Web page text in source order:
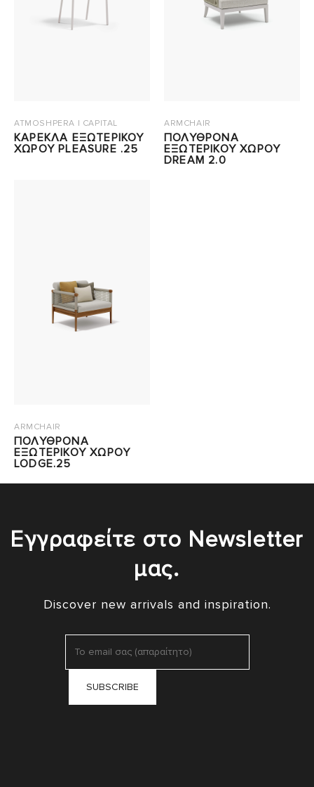
ATMOSHPERA | CAPITAL
ΚΑΡΕΚΛΑ ΕΞΩΤΕΡΙΚΟΥ
ΧΩΡΟΥ PLEASURE .25
ARMCHAIR
ΠΟΛΥΘΡΟΝΑ
ΕΞΩΤΕΡΙΚΟΥ ΧΩΡΟΥ
DREAM 2.0
ARMCHAIR
ΠΟΛΥΘΡΟΝΑ
ΕΞΩΤΕΡΙΚΟΥ ΧΩΡΟΥ
LODGE.25
Εγγραφείτε στο Newsletter
μας.
Discover new arrivals and inspiration.